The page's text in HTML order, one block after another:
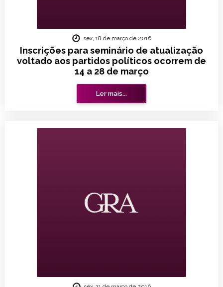
Inscrições para seminário de atualização
voltado aos partidos políticos ocorrem de
14 a 28 de março
sex, 18 de março de 2016
Ler mais...